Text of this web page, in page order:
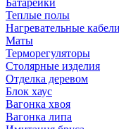
Батарейки
Теплые полы
Нагревательные кабели
Маты
Терморегуляторы
Столярные изделия
Отделка деревом
Блок хаус
Вагонка хвоя
Вагонка липа